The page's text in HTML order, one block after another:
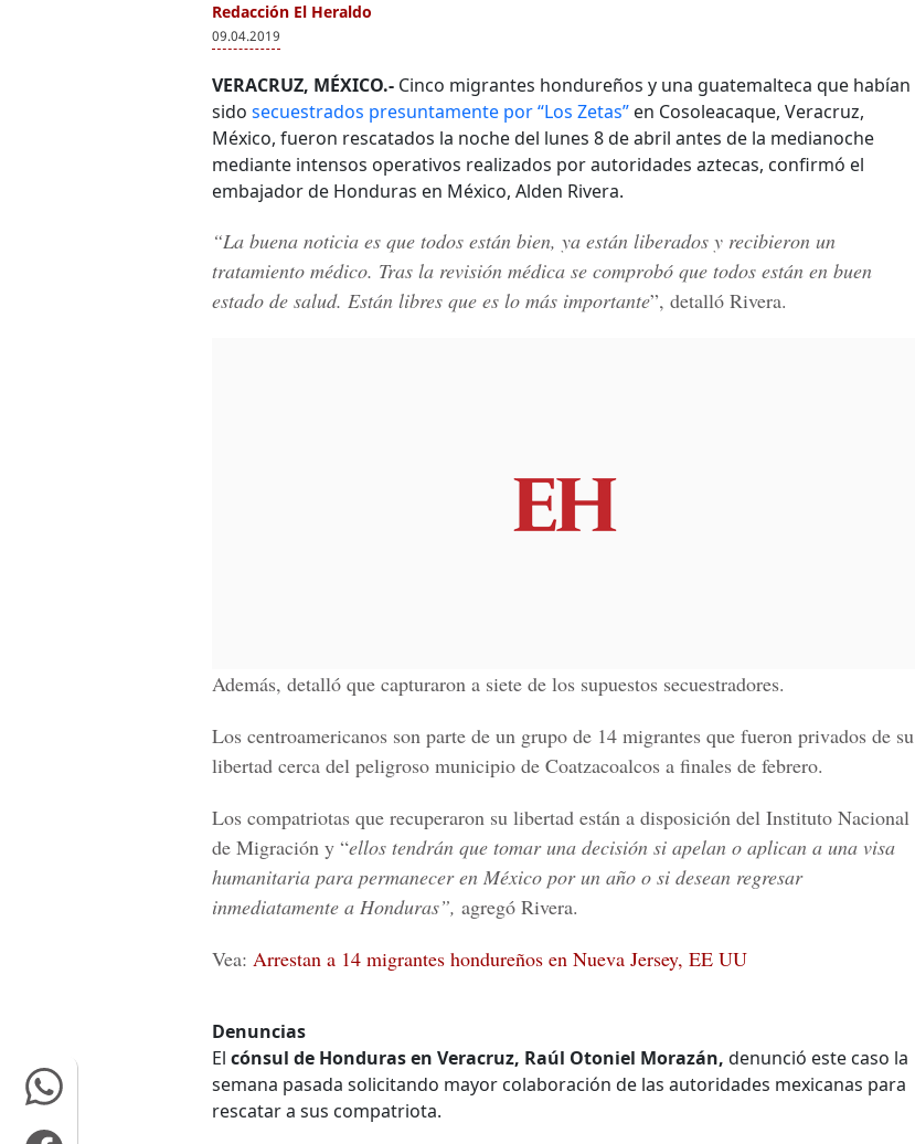
Redacción El Heraldo
09.04.2019
VERACRUZ, MÉXICO.- Cinco migrantes hondureños y una guatemalteca que habían
sido secuestrados presuntamente por “Los Zetas” en Cosoleacaque, Veracruz,
México, fueron rescatados la noche del lunes 8 de abril antes de la medianoche
mediante intensos operativos realizados por autoridades aztecas, confirmó el
embajador de Honduras en México, Alden Rivera.
“La buena noticia es que todos están bien, ya están liberados y recibieron un
tratamiento médico. Tras la revisión médica se comprobó que todos están en buen
estado de salud. Están libres que es lo más importante”, detalló Rivera.
Además, detalló que capturaron a siete de los supuestos secuestradores.
Los centroamericanos son parte de un grupo de 14 migrantes que fueron privados de su
libertad cerca del peligroso municipio de Coatzacoalcos a finales de febrero.
Los compatriotas que recuperaron su libertad están a disposición del Instituto Nacional
de Migración y “ellos tendrán que tomar una decisión si apelan o aplican a una visa
humanitaria para permanecer en México por un año o si desean regresar
inmediatamente a Honduras”, agregó Rivera.
Vea: Arrestan a 14 migrantes hondureños en Nueva Jersey, EE UU
Denuncias
El cónsul de Honduras en Veracruz, Raúl Otoniel Morazán, denunció este caso la
semana pasada solicitando mayor colaboración de las autoridades mexicanas para
rescatar a sus compatriota.